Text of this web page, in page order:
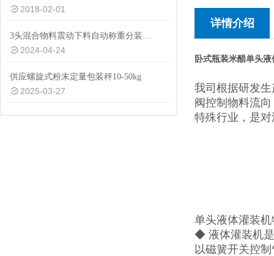
2018-02-01
3头混合物料震动下料自动称重分装机厂家生产
2024-04-24
供应螺旋式粉末定量包装秤10-50kg
2025-03-27
详情介绍
卧式瓶装米醋单头
我司根据研发
阀控制物料流
特殊行业，是
单头液体灌装
◆ 液体灌装机
以磁簧开关控